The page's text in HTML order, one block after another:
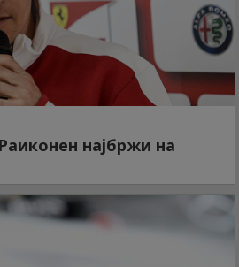
најбржи на